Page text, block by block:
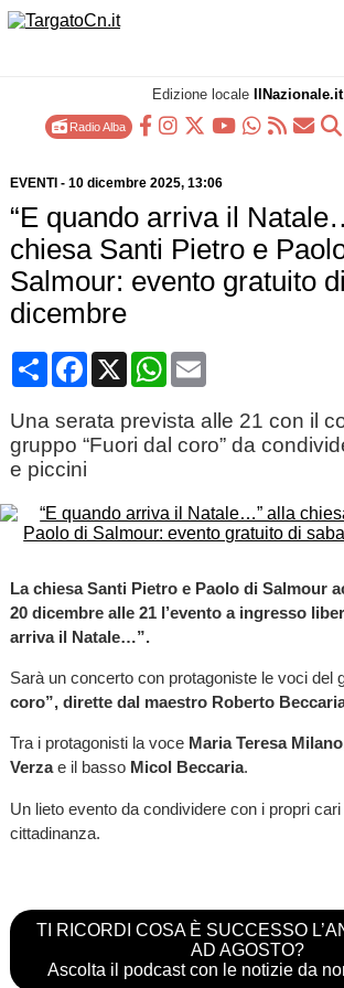
Edizione locale IlNazionale.it
Radio Alba
EVENTI - 10 dicembre 2025, 13:06
“E quando arriva il
chiesa Santi Pietro e
Salmour: evento gratuito
dicembre
CondividiFacebook
X WhatsApp
Email
Una serata prevista alle 21 con il
gruppo “Fuori dal coro” da
e piccini
La chiesa Santi Pietro e Paolo di Salmour
20 dicembre alle 21 l’evento a ingresso
arriva il Natale…”.
Sarà un concerto con protagoniste le voci del
coro”, dirette dal maestro Roberto
Tra i protagonisti la voce Maria Teresa Milano
Verzae il basso Micol Beccaria.
Un lieto evento da condividere con i propri
cittadinanza.
TI RICORDI COSA È SUCCESSO
AD AGOSTO?
Ascolta il podcast con le notizie da